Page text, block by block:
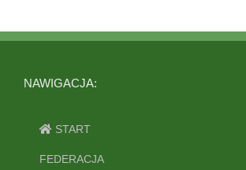
NAWIGACJA:
START
FEDERACJA